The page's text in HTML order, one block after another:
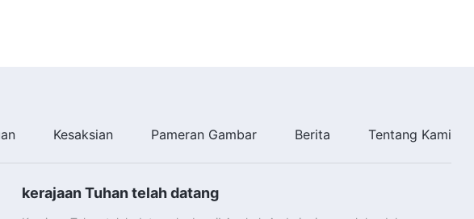
Kesaksian Pameran Gambar Berita Tentang Kami
kerajaan Tuhan telah datang